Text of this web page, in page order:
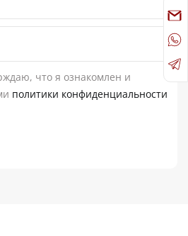
что я ознакомлен и
политики конфиденциальности